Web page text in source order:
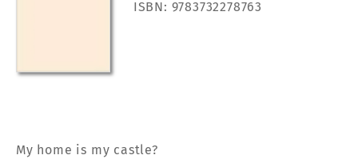
ISBN: 9783732278763
My home is my castle?